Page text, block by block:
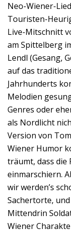
Neo-Wiener-
Touristen-
Live-Mitschnitt
am Spittelberg
Lendl (Gesang,
auf das
Jahrhunderts
Melodien
Genres oder
als Nordlicht
Version von
Wiener Humor
träumt, dass die
einmarschiern.
wir werden’s
Sachertorte,
Mittendrin
Wiener